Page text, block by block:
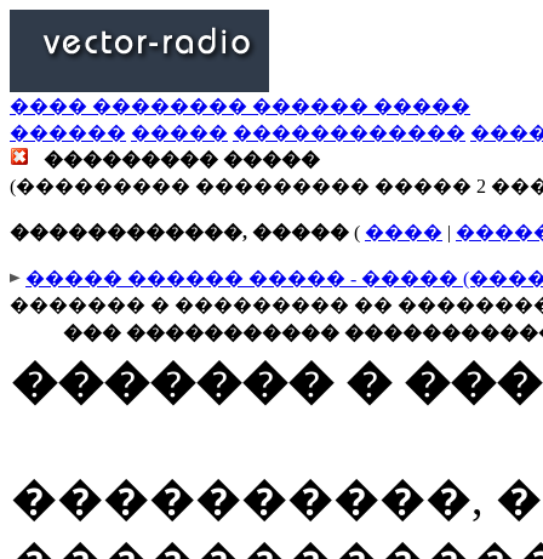
���� �������� ������ �����
������ ����� ������������
��������� �����
(��������� ��������� ����� 2
������������, ����� ( ���� |
����� ������ ����� - �����
������� � ��������� ��
��� �����������
������� �
����������,